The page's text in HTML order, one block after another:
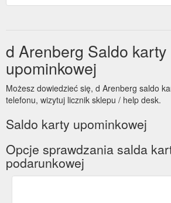
d Arenberg Saldo karty
upominkowej
Możesz dowiedzieć się, d Arenberg saldo
telefonu, wizytuj licznik sklepu / help desk.
Saldo karty upominkowej
Opcje sprawdzania salda
podarunkowej